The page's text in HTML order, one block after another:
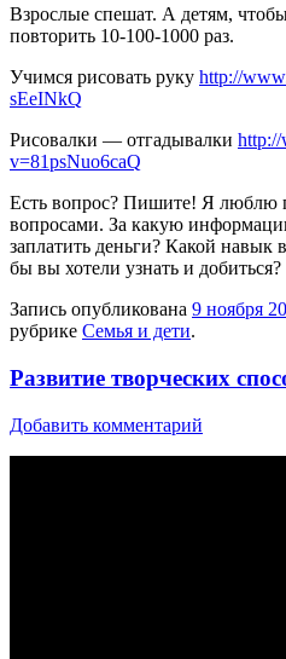
Взрослые спешат. А детям,
повторить 10-100-1000 раз.
Учимся рисовать руку http://
sEeINkQ
Рисовалки — отгадывалки http://
v=81psNuo6caQ
Есть вопрос? Пишите! Я люблю
вопросами. За какую
заплатить деньги? Какой навык
бы вы хотели узнать и добиться?
Запись опубликована 9 ноября
рубрике Семья и дети.
Развитие творческих
Добавить комментарий